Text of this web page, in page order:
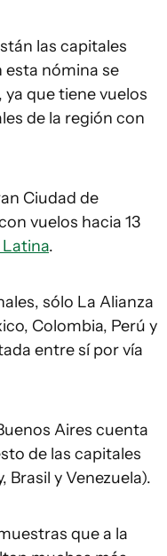
las capitales
esta nómina se
que tiene vuelos
de la región con
Ciudad de
vuelos hacia 13
.
sólo La Alianza
Colombia, Perú y
entre sí por vía
Aires cuenta
de las capitales
Brasil y Venezuela).
que a la